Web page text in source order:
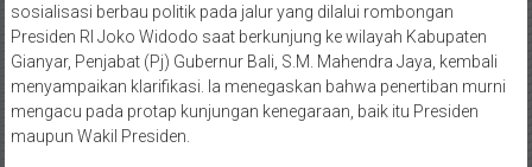
sosialisasi berbau politik pada jalur yang dilalui rombongan
Presiden RI Joko Widodo saat berkunjung ke wilayah Kabupaten
Gianyar, Penjabat (Pj) Gubernur Bali, S.M. Mahendra Jaya, kembali
menyampaikan klarifikasi. Ia menegaskan bahwa penertiban murni
mengacu pada protap kunjungan kenegaraan, baik itu Presiden
maupun Wakil Presiden.